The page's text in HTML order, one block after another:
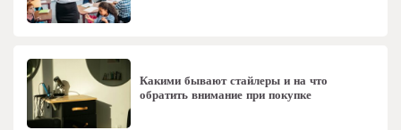
Какими бывают стайлеры и на что
обратить внимание при покупке